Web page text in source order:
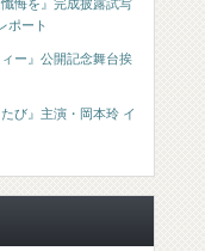
悔を』完成披露試写
ポート
ー』公開記念舞台挨
び』主演・岡本玲 イ